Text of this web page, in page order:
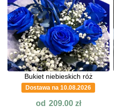
Bukiet niebieskich róż
Dostawa na 10.08.2026
od 209.00 zł